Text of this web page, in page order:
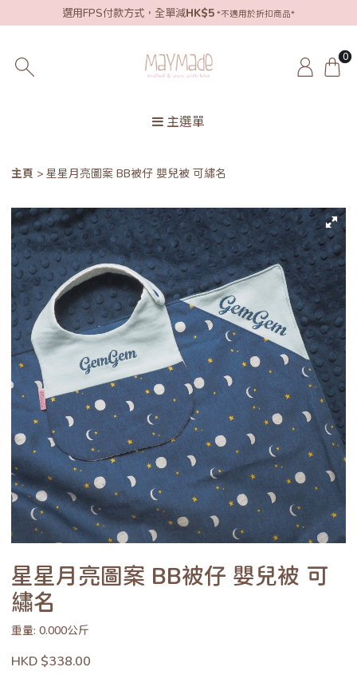
選用FPS付款方式，全單減HK$5 *不適用於折扣商品*
0
主選單
主頁 星星月亮圖案 BB被仔 嬰兒被 可繡名
星星月亮圖案 BB被仔 嬰兒被 可
繡名
重量: 0.000公斤
HKD $338.00